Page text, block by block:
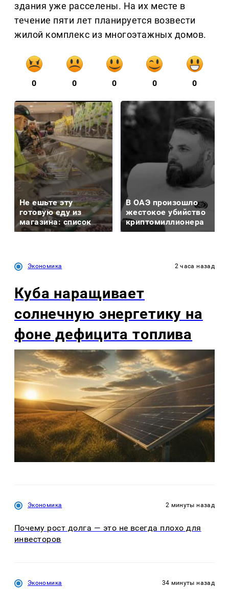
здания уже расселены. На их месте в
течение пяти лет планируется возвести
жилой комплекс из многоэтажных домов.
0 0 0 0 0
Не ешьте эту
готовую еду из
магазина: список
В ОАЭ произошло
жестокое убийство
криптомиллионера
Экономика 2 часа назад
Куба наращивает
солнечную энергетику на
фоне дефицита топлива
Экономика 2 минуты назад
Почему рост долга — это не всегда плохо для
инвесторов
Экономика 34 минуты назад